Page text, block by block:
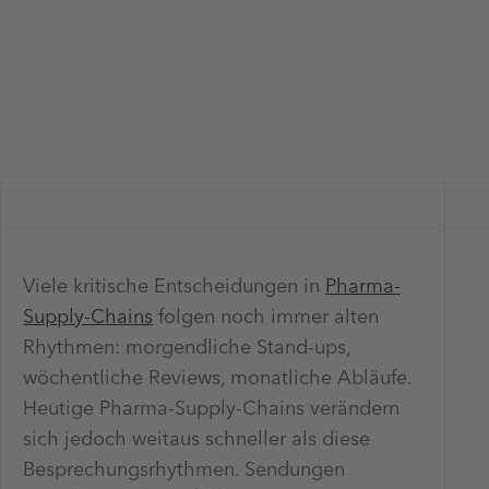
Viele kritische Entscheidungen in Pharma-
Supply-Chains folgen noch immer alten
Rhythmen: morgendliche Stand-ups,
wöchentliche Reviews, monatliche Abläufe.
Heutige Pharma-Supply-Chains verändern
sich jedoch weitaus schneller als diese
Besprechungsrhythmen. Sendungen